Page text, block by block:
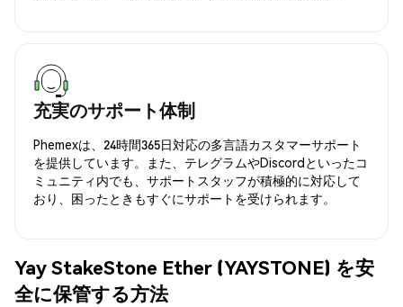
充実のサポート体制
Phemexは、24時間365日対応の多言語カスタマーサポート
を提供しています。また、テレグラムやDiscordといったコ
ミュニティ内でも、サポートスタッフが積極的に対応して
おり、困ったときもすぐにサポートを受けられます。
Yay StakeStone Ether (YAYSTONE) を安
全に保管する方法